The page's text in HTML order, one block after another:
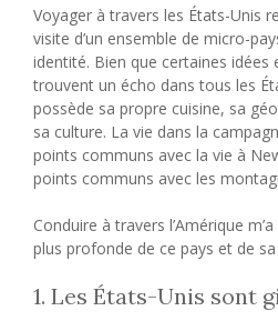
Voyager à travers les États-Unis
visite d’un ensemble de micro-
identité. Bien que certaines idées
trouvent un écho dans tous les
possède sa propre cuisine, sa
sa culture. La vie dans la
points communs avec la vie à
points communs avec les
Conduire à travers l’Amérique
plus profonde de ce pays et de
1. Les États-Unis sont